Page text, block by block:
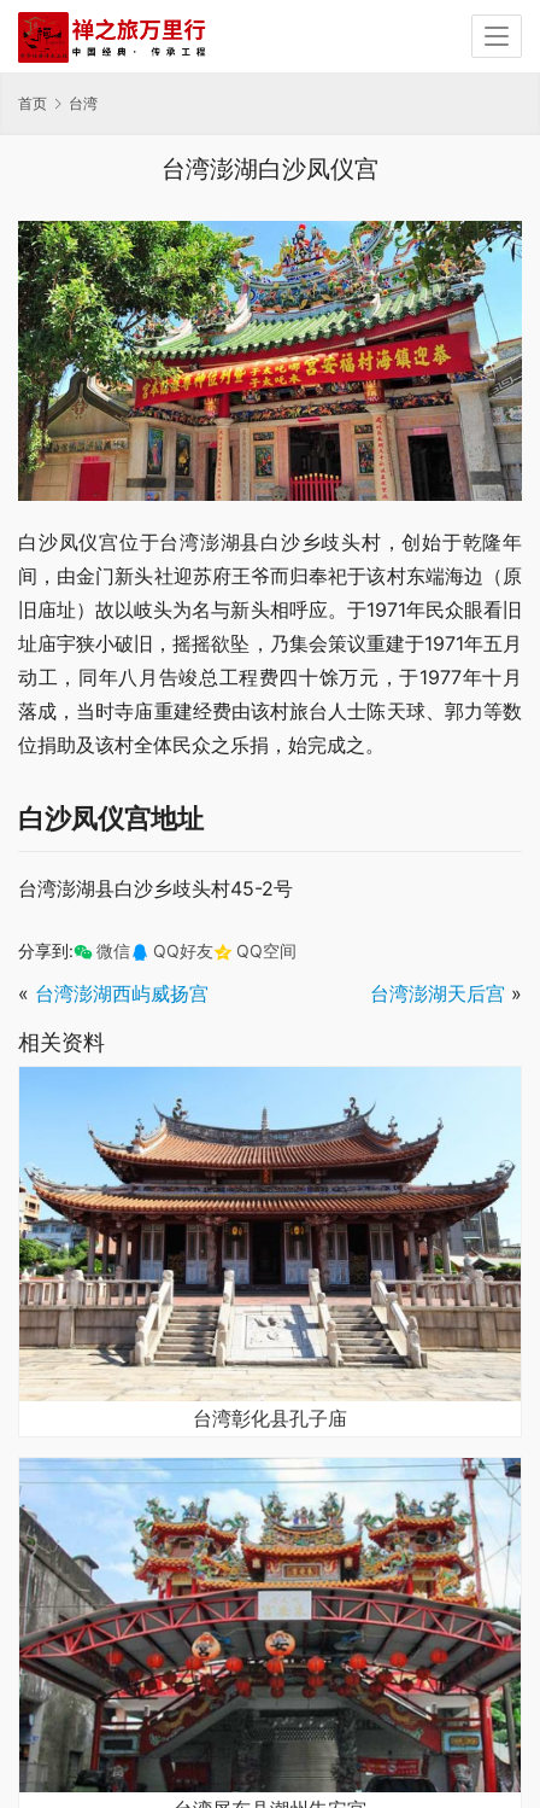
首页 台湾
台湾澎湖白沙凤仪宫
白沙凤仪宫位于台湾澎湖县白沙乡歧头村，创始于乾隆年
间，由金门新头社迎苏府王爷而归奉祀于该村东端海边（原
旧庙址）故以岐头为名与新头相呼应。于1971年民众眼看旧
址庙宇狭小破旧，摇摇欲坠，乃集会策议重建于1971年五月
动工，同年八月告竣总工程费四十馀万元，于1977年十月
落成，当时寺庙重建经费由该村旅台人士陈天球、郭力等数
位捐助及该村全体民众之乐捐，始完成之。
白沙凤仪宫地址
台湾澎湖县白沙乡歧头村45-2号
分享到: 微信 QQ好友 QQ空间
« 台湾澎湖西屿威扬宫 台湾澎湖天后宫 »
相关资料
台湾彰化县孔子庙